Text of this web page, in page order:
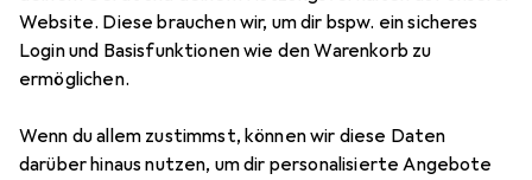
Website. Diese brauchen wir, um dir bspw. ein sicheres
Login und Basisfunktionen wie den Warenkorb zu
ermöglichen.
Wenn du allem zustimmst, können wir diese Daten
darüber hinaus nutzen, um dir personalisierte Angebote
Erima T-shirt Squad Damen 40
Preis in EUR inkl. MwSt.
EUR
18,73